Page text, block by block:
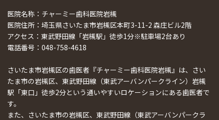
医院名称：チャーミー歯科医院岩槻
医院住所：埼玉県さいたま市岩槻区本町3-11-2 森庄ビル2階
アクセス：東武野田線「岩槻駅」徒歩1分※駐車場2台あり
電話番号：048-758-4618
さいたま市岩槻区の歯医者『チャーミー歯科医院岩槻』は、さい
たま市の岩槻区、東武野田線（東武アーバンパークライン）岩槻
駅「東口」徒歩2分という通いやすいロケーションにある歯医者で
す。
また、さいたま市の岩槻区、東武野田線（東武アーバンパークラ